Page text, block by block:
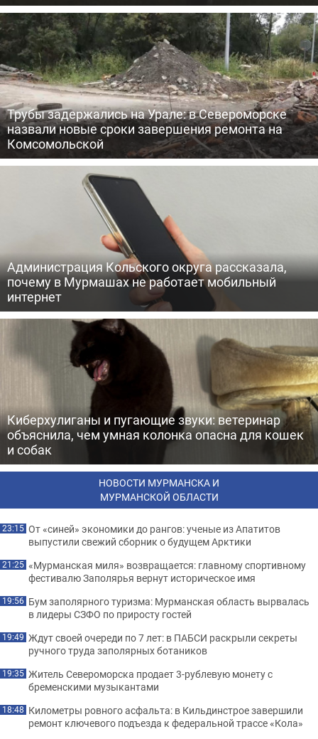
Трубы задержались на Урале: в Североморске
назвали новые сроки завершения ремонта на
Комсомольской
Администрация Кольского округа рассказала,
почему в Мурмашах не работает мобильный
интернет
Киберхулиганы и пугающие звуки: ветеринар
объяснила, чем умная колонка опасна для кошек
и собак
НОВОСТИ МУРМАНСКА И
МУРМАНСКОЙ ОБЛАСТИ
23:15 От «синей» экономики до рангов: ученые из Апатитов
выпустили свежий сборник о будущем Арктики
21:25 «Мурманская миля» возвращается: главному спортивному
фестивалю Заполярья вернут историческое имя
19:56 Бум заполярного туризма: Мурманская область вырвалась
в лидеры СЗФО по приросту гостей
19:49 Ждут своей очереди по 7 лет: в ПАБСИ раскрыли секреты
ручного труда заполярных ботаников
19:35 Житель Североморска продает 3-рублевую монету с
бременскими музыкантами
18:48 Километры ровного асфальта: в Кильдинстрое завершили
ремонт ключевого подъезда к федеральной трассе «Кола»